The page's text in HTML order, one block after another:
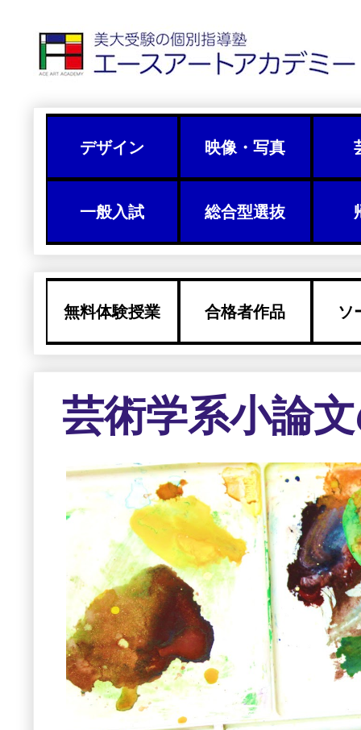
デザイン 映像・写真
一般入試 総合型選抜
無料体験授業 合格者作品 ソ
芸術学系小論